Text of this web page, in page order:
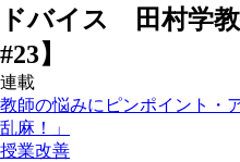
ドバイス 田村学教
#23】
連載
教師の悩みにピンポイント
乱麻！」
授業改善